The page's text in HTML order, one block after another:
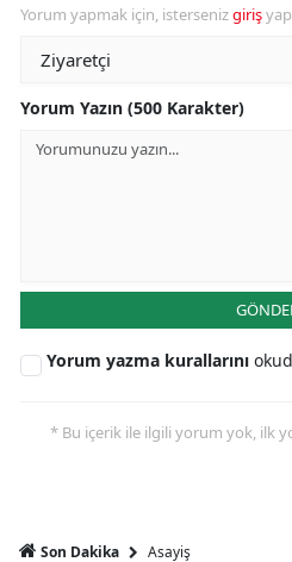
Yorum yapmak için, istersenizgiriş
Yorum Yazın (500 Karakter)
Yorum yazma kurallarını
* Bu içerik ile ilgili yorum yok, ilk
Son Dakika Asayiş